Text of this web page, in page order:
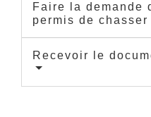
Faire la demande
permis de chasser
Recevoir le